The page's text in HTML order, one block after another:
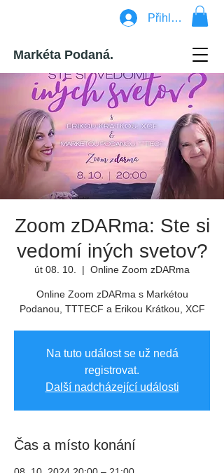
Přihlásit se
Markéta Podaná.
Zoom zDARma: Ste si
vedomí iných svetov?
út 08. 10.
  |
Online Zoom zDARma
Online Zoom zDARma s Markétou
Podanou, TTTECF a Erikou Krátkou, XCF
Na tuto událost se už nedá
registrovat.
Další nadcházející události
Čas a místo konání